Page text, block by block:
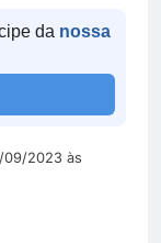
da nossa
09/2023 às